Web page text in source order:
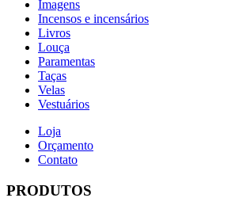
Imagens
Incensos e incensários
Livros
Louça
Paramentas
Taças
Velas
Vestuários
Loja
Orçamento
Contato
PRODUTOS